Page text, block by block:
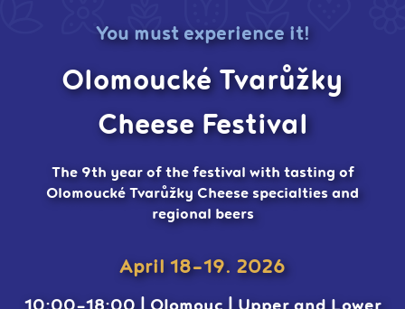
You must experience it!
Olomoucké Tvarůžky
Cheese Festival
The 9th year of the festival with tasting of
Olomoucké Tvarůžky Cheese specialties and
regional beers
April 18-19. 2026